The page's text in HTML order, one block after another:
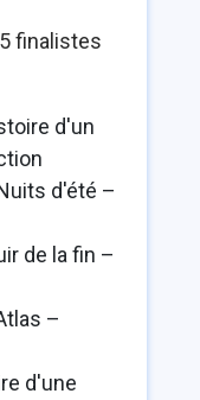
finalistes
d'un
d'été –
de la fin –
–
d'une